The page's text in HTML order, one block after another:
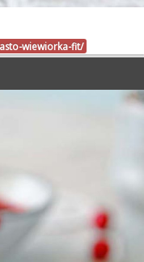
wiewiorka-fit/